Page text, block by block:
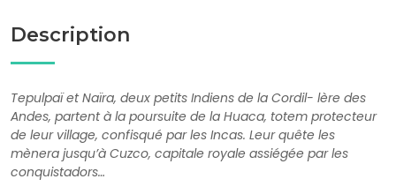
Description
Tepulpaï et Naïra, deux petits Indiens de la Cordil- lère des
Andes, partent à la poursuite de la Huaca, totem protecteur
de leur village, confisqué par les Incas. Leur quête les
mènera jusqu’à Cuzco, capitale royale assiégée par les
conquistadors…